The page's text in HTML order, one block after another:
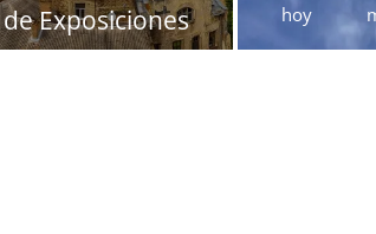
Exposiciones hoy